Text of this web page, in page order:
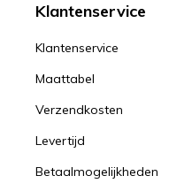
Klantenservice
Klantenservice
Maattabel
Verzendkosten
Levertijd
Betaalmogelijkheden